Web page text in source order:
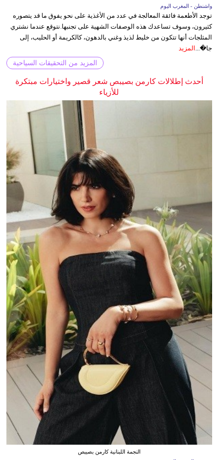
واشنطن - المغرب اليوم
توجد الأطعمة فائقة المعالجة في عدد من الأغذية على نحو يفوق ما قد يتصوره
كثيرون، وسوف تساعدك هذه الوصفات الشهية على تجنبها.نتوقع عندما نشتري
المثلجات أنها تتكون من خليط لذيذ وغني بالدهون، كالكريمة أو الحليب، إلى
جا�... المزيد
المزيد من التحقيقات السياحية
أحدث إطلالات كارمن بصيبص شعر قصير واختيارات مبتكرة
للأزياء
النجمة اللبنانية كارمن بصيبص